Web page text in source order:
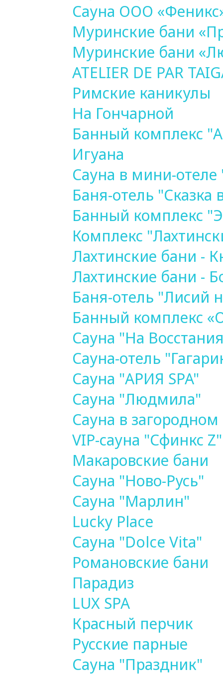
Сауна ООО
Муринские бани
Муринские бани
ATELIER DE PAR
Римские каникулы
На Гончарной
Банный комплекс
Игуана
Сауна в мини-отеле
Баня-отель
Банный комплекс
Комплекс
Лахтинские бани -
Лахтинские бани -
Баня-отель "Лисий
Банный комплекс
Сауна "На
Сауна-отель
Сауна "АРИЯ SPA"
Сауна "Людмила"
Сауна в
VIP-сауна "Сфинкс Z"
Макаровские бани
Сауна "Ново-Русь"
Сауна "Марлин"
Lucky Place
Сауна "Dolce Vita"
Романовские бани
Парадиз
LUX SPA
Красный перчик
Русские парные
Сауна "Праздник"